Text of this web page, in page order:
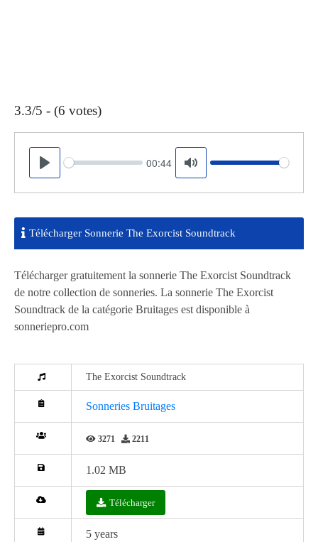
3.3/5 - (6 votes)
Play
Seek 00:44
Mute
Volume
Télécharger Sonnerie The Exorcist Soundtrack
Télécharger gratuitement la sonnerie The Exorcist Soundtrack
de notre collection de sonneries. La sonnerie The Exorcist
Soundtrack de la catégorie Bruitages est disponible à
sonneriepro.com
The Exorcist Soundtrack
Sonneries Bruitages
3271 2211
1.02 MB
Télécharger
5 years